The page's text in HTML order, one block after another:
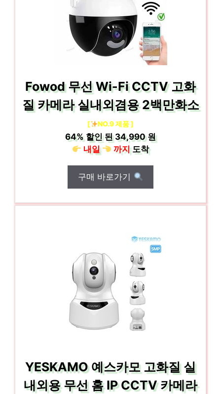
Fowod 무선 Wi-Fi CCTV 고화
질 카메라 실내외겸용 2백만화소
[ NO.9 제품 ]
64%할인 된34,990 원
내일
까지도착
구매 바로가기
YESKAMO 예스카모 고화질 실
내외용 무선 홈 IP CCTV 카메라